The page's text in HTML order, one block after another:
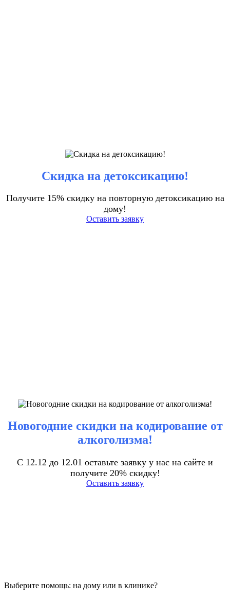
Скидка на детоксикацию!
Получите 15% скидку на повторную детоксикацию на
дому!
Оставить заявку
Новогодние скидки на кодирование от
алкоголизма!
С 12.12 до 12.01 оставьте заявку у нас на сайте и
получите 20% скидку!
Оставить заявку
Выберите помощь: на дому или в клинике?